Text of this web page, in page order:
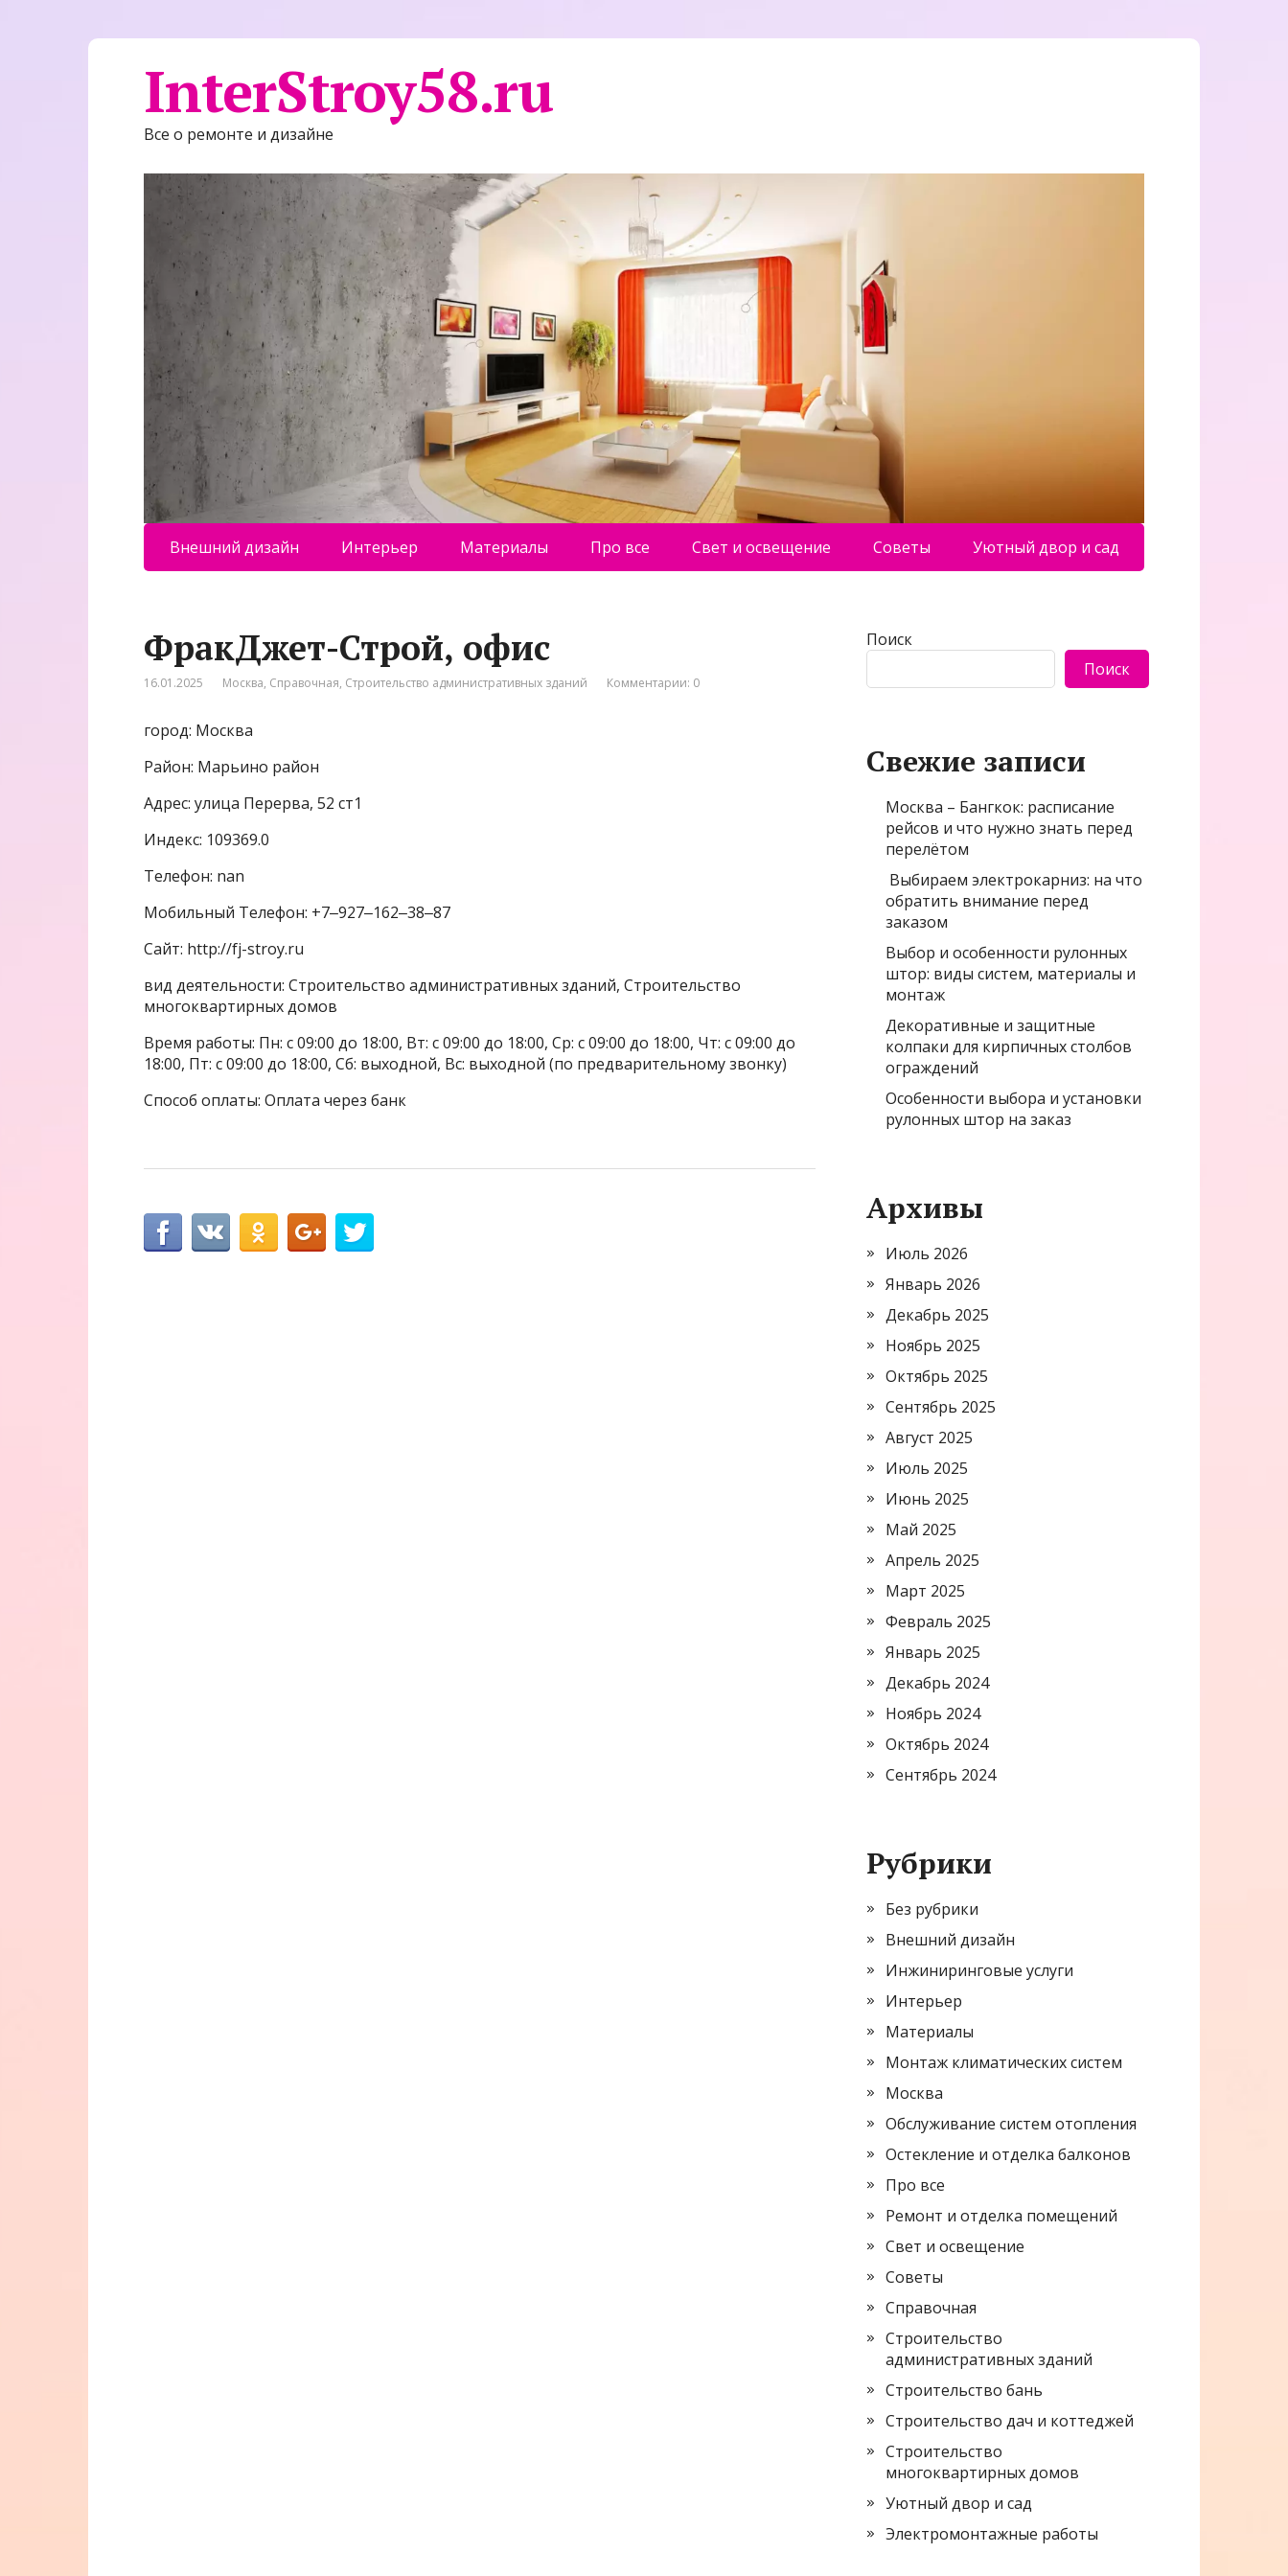
InterStroy58.ru
Все о ремонте и дизайне
Внешний дизайн Интерьер Материалы Про все Свет и освещение Советы Уютный двор и сад
ФракДжет-Строй, офис
16.01.2025 Москва, Справочная, Строительство административных зданий Комментарии: 0
город: Москва
Район: Марьино район
Адрес: улица Перерва, 52 ст1
Индекс: 109369.0
Телефон: nan
Мобильный Телефон: +7‒927‒162‒38‒87
Сайт: http://fj-stroy.ru
вид деятельности: Строительство административных зданий, Строительство
многоквартирных домов
Время работы: Пн: с 09:00 до 18:00, Вт: с 09:00 до 18:00, Ср: с 09:00 до 18:00, Чт: с 09:00 до
18:00, Пт: с 09:00 до 18:00, Сб: выходной, Вс: выходной (по предварительному звонку)
Способ оплаты: Оплата через банк
Поиск
Поиск
Свежие записи
Москва – Бангкок: расписание
рейсов и что нужно знать перед
перелётом
Выбираем электрокарниз: на что
обратить внимание перед
заказом
Выбор и особенности рулонных
штор: виды систем, материалы и
монтаж
Декоративные и защитные
колпаки для кирпичных столбов
ограждений
Особенности выбора и установки
рулонных штор на заказ
Архивы
Июль 2026
Январь 2026
Декабрь 2025
Ноябрь 2025
Октябрь 2025
Сентябрь 2025
Август 2025
Июль 2025
Июнь 2025
Май 2025
Апрель 2025
Март 2025
Февраль 2025
Январь 2025
Декабрь 2024
Ноябрь 2024
Октябрь 2024
Сентябрь 2024
Рубрики
Без рубрики
Внешний дизайн
Инжиниринговые услуги
Интерьер
Материалы
Монтаж климатических систем
Москва
Обслуживание систем отопления
Остекление и отделка балконов
Про все
Ремонт и отделка помещений
Свет и освещение
Советы
Справочная
Строительство
административных зданий
Строительство бань
Строительство дач и коттеджей
Строительство
многоквартирных домов
Уютный двор и сад
Электромонтажные работы